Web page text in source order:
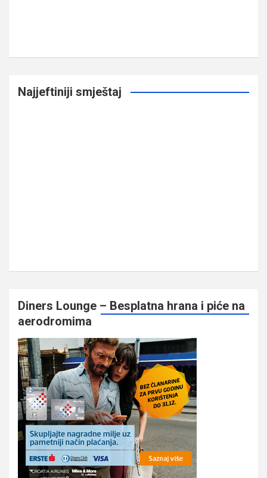
Najjeftiniji smještaj
Diners Lounge – Besplatna hrana i piće na
aerodromima